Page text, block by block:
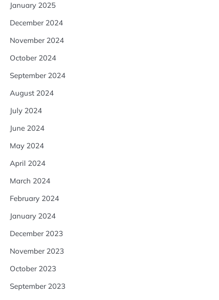
January 2025
December 2024
November 2024
October 2024
September 2024
August 2024
July 2024
June 2024
May 2024
April 2024
March 2024
February 2024
January 2024
December 2023
November 2023
October 2023
September 2023